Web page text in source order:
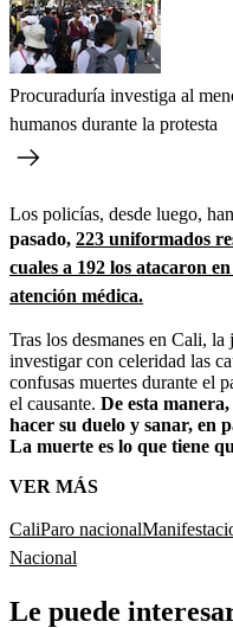
Procuraduría investiga al
humanos durante la protesta
Los policías, desde luego,
pasado, 223 uniformados
cuales a 192 los atacaron
atención médica.
Tras los desmanes en Cali, la
investigar con celeridad las
confusas muertes durante el
el causante. De esta
hacer su duelo y sanar, en
La muerte es lo que tiene
VER MÁS
CaliParo nacional
Nacional
Le puede